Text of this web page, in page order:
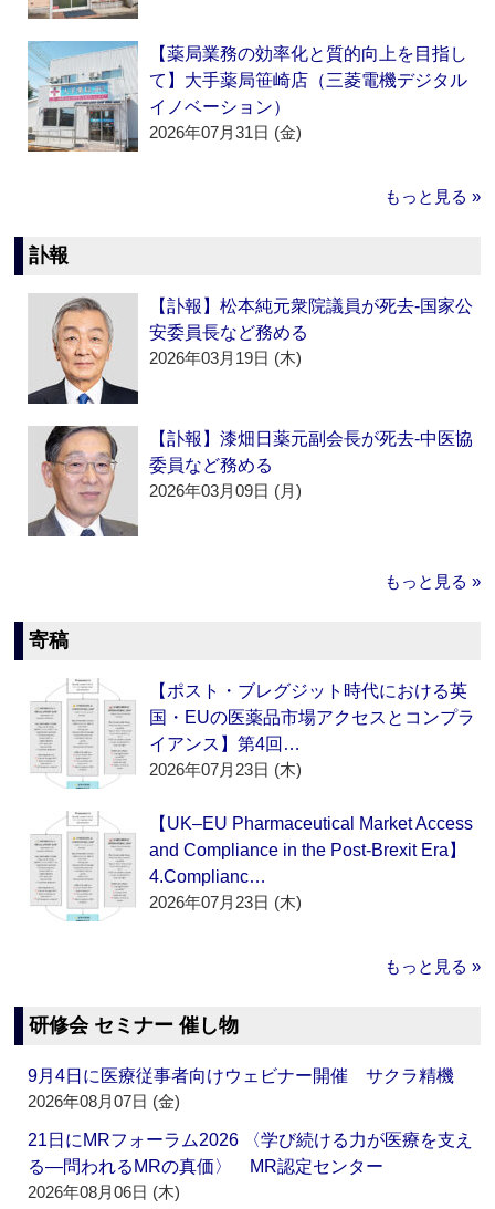
【薬局業務の効率化と質的向上を目指し
て】大手薬局笹崎店（三菱電機デジタル
イノベーション）
2026年07月31日 (金)
もっと見る »
訃報
【訃報】松本純元衆院議員が死去‐国家公
安委員長など務める
2026年03月19日 (木)
【訃報】漆畑日薬元副会長が死去‐中医協
委員など務める
2026年03月09日 (月)
もっと見る »
寄稿
【ポスト・ブレグジット時代における英
国・EUの医薬品市場アクセスとコンプラ
イアンス】第4回…
2026年07月23日 (木)
【UK–EU Pharmaceutical Market Access
and Compliance in the Post-Brexit Era】
4.Complianc…
2026年07月23日 (木)
もっと見る »
研修会 セミナー 催し物
9月4日に医療従事者向けウェビナー開催 サクラ精機
2026年08月07日 (金)
21日にMRフォーラム2026 〈学び続ける力が医療を支え
る―問われるMRの真価〉 MR認定センター
2026年08月06日 (木)